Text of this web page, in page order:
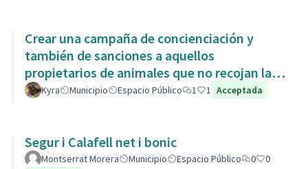
Crear una campaña de concienciación y
también de sanciones a aquellos
propietarios de animales que no recojan las
heces de las aceras. Es responsabili
Kyra Municipio Espacio Público 1 1 Acceptada
Segur i Calafell net i bonic
Montserrat Morera Municipio Espacio Público 0
0